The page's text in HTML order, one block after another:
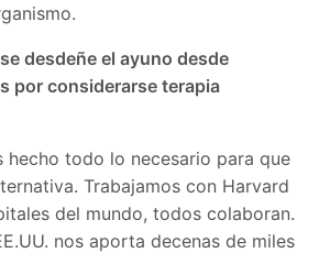
desdeñe el ayuno desde
por considerarse terapia
todo lo necesario para que
Trabajamos con Harvard
del mundo, todos colaboran.
nos aporta decenas de miles